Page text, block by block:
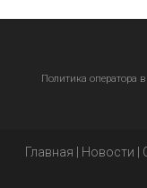
Политика оператора
Главная Новости